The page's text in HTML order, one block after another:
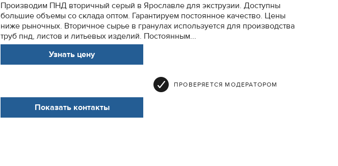
Производим ПНД вторичный серый в Ярославле для экструзии. Доступны
большие объемы со склада оптом. Гарантируем постоянное качество. Цены
ниже рыночных. Вторичное сырье в гранулах используется для производства
труб пнд, листов и литьевых изделий. Постоянным...
Узнать цену
ПРОВЕРЯЕТСЯ МОДЕРАТОРОМ
Показать контакты